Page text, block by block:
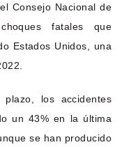
Consejo Nacional de
fatales que
Estados Unidos, una
los accidentes
un 43% en la última
se han producido